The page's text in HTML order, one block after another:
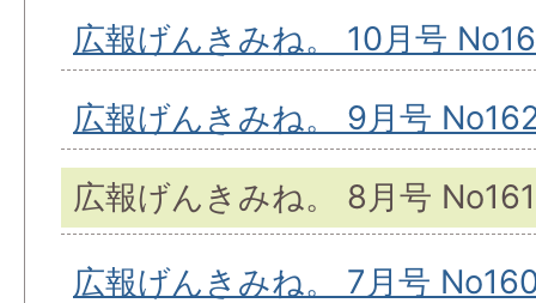
広報げんきみね。 10月号
広報げんきみね。 9月号
広報げんきみね。 8月号 No161
広報げんきみね。 7月号